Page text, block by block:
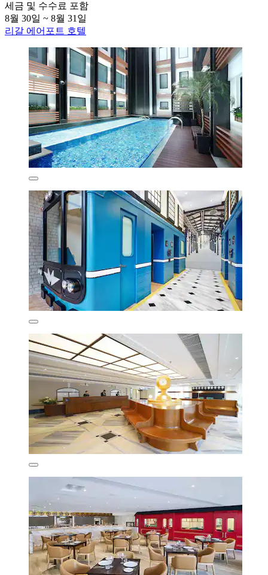
세금 및 수수료 포함
8월 30일 ~ 8월 31일
리갈 에어포트 호텔